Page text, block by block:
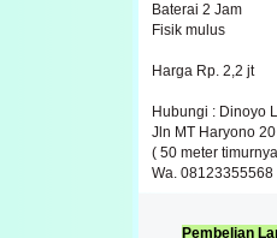
Baterai 2 Jam
Fisik mulus
Harga Rp. 2,2 jt
Hubungi : Dinoyo
Jln MT Haryono 20
( 50 meter
Wa. 08123355568
Pembelian